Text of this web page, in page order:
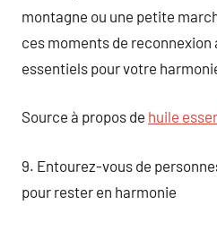
montagne ou une petite
ces moments de reconnexion
essentiels pour votre
Source à propos de huile
9. Entourez-vous de
pour rester en harmonie